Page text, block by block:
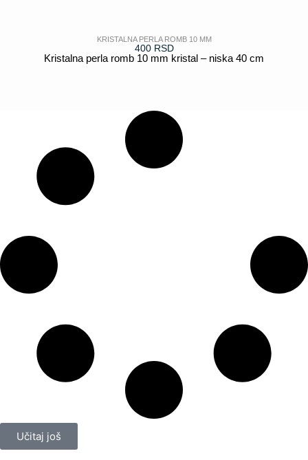
KRISTALNA PERLA ROMB 10 MM
400 RSD
Kristalna perla romb 10 mm kristal – niska 40 cm
Učitaj još